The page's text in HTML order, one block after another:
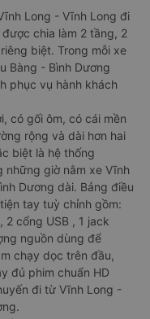
Long - Vĩnh Long đi
chia làm 2 tầng, 2
biệt. Trong mỗi xe
Bàng - Bình Dương
phục vụ hành khách
có gối ôm, có cái mền
rộng và dài hơn hai
biệt là hệ thống
những giờ nằm xe Vĩnh
Dương dài. Bảng điều
tay tuỳ chỉnh gồm:
cổng USB , 1 jack
nguồn dùng để
chạy dọc trên đầu,
đủ phim chuẩn HD
đi từ Vĩnh Long -